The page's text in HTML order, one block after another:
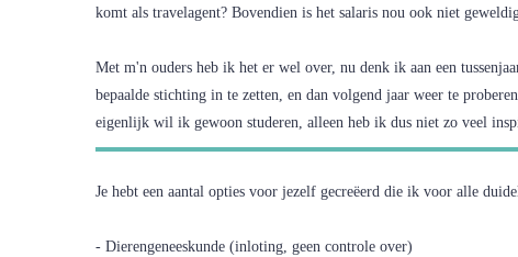
komt als travelagent? Bovendien is het salaris nou ook niet
Met m'n ouders heb ik het er wel over, nu denk ik aan een
bepaalde stichting in te zetten, en dan volgend jaar weer te
eigenlijk wil ik gewoon studeren, alleen heb ik dus niet zo veel
Je hebt een aantal opties voor jezelf gecreëerd die ik voor alle
- Dierengeneeskunde (inloting, geen controle over)